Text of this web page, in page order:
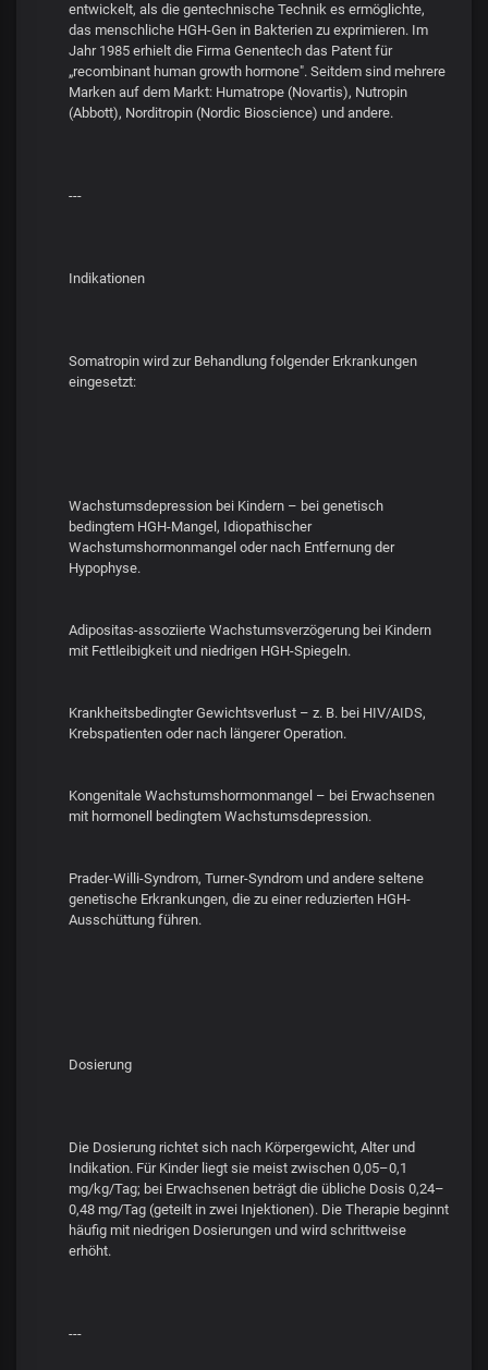
entwickelt, als die gentechnische Technik es ermöglichte,
das menschliche HGH-Gen in Bakterien zu exprimieren. Im
Jahr 1985 erhielt die Firma Genentech das Patent für
„recombinant human growth hormone". Seitdem sind mehrere
Marken auf dem Markt: Humatrope (Novartis), Nutropin
(Abbott), Norditropin (Nordic Bioscience) und andere.
---
Indikationen
Somatropin wird zur Behandlung folgender Erkrankungen
eingesetzt:
Wachstumsdepression bei Kindern – bei genetisch
bedingtem HGH-Mangel, Idiopathischer
Wachstumshormonmangel oder nach Entfernung der
Hypophyse.
Adipositas-assoziierte Wachstumsverzögerung bei Kindern
mit Fettleibigkeit und niedrigen HGH-Spiegeln.
Krankheitsbedingter Gewichtsverlust – z. B. bei HIV/AIDS,
Krebspatienten oder nach längerer Operation.
Kongenitale Wachstumshormonmangel – bei Erwachsenen
mit hormonell bedingtem Wachstumsdepression.
Prader-Willi-Syndrom, Turner-Syndrom und andere seltene
genetische Erkrankungen, die zu einer reduzierten HGH-
Ausschüttung führen.
Dosierung
Die Dosierung richtet sich nach Körpergewicht, Alter und
Indikation. Für Kinder liegt sie meist zwischen 0,05–0,1
mg/kg/Tag; bei Erwachsenen beträgt die übliche Dosis 0,24–
0,48 mg/Tag (geteilt in zwei Injektionen). Die Therapie beginnt
häufig mit niedrigen Dosierungen und wird schrittweise
erhöht.
---